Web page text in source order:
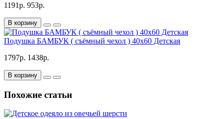
1191р. 953р.
В корзину
Подушка БАМБУК ( съёмный чехол ) 40х60 Детская
1797р. 1438р.
В корзину
Похожие статьи